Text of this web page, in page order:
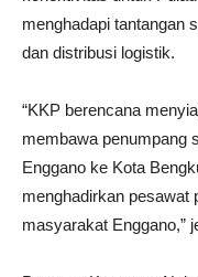
menghadapi tantangan
dan distribusi logistik.
“KKP berencana
membawa penumpang
Enggano ke Kota
menghadirkan pesawat
masyarakat Enggano,”